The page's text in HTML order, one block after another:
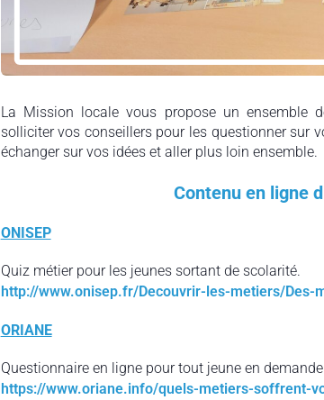
La Mission locale vous propose un ensemble
solliciter vos conseillers pour les questionner sur
échanger sur vos idées et aller plus loin ensemble.
Contenu en ligne
ONISEP
Quiz métier pour les jeunes sortant de scolarité.
http://www.onisep.fr/Decouvrir-les-metiers/
ORIANE
Questionnaire en ligne pour tout jeune en
https://www.oriane.info/quels-metiers-soffrent-